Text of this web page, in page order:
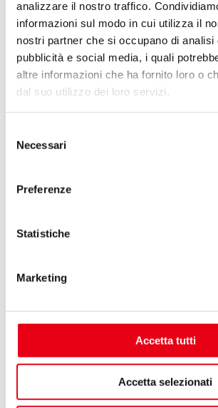
analizzare il nostro traffico.
informazioni sul modo in cui utilizza il
nostri partner che si occupano di analisi
pubblicità e social media, i quali
altre informazioni che ha fornito loro o
dal suo utilizzo dei loro servizi.
delNecessari
Preferenze
Statistiche
Marketing
Accetta tutti
Accetta selezionati